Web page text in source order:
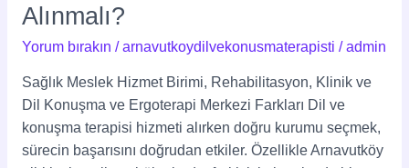
Alınmalı?
Yorum bırakın /arnavutkoydilvekonusmaterapisti /admin
Sağlık Meslek Hizmet Birimi, Rehabilitasyon, Klinik ve
Dil Konuşma ve Ergoterapi Merkezi Farkları Dil ve
konuşma terapisi hizmeti alırken doğru kurumu seçmek,
sürecin başarısını doğrudan etkiler. Özellikle Arnavutköy